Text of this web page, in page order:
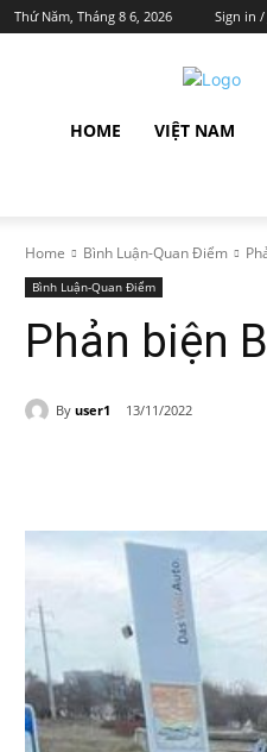
Thứ Năm, Tháng 8 6, 2026 Sign in /
HOME VIỆT NAM
Home Bình Luận-Quan Điểm
Bình Luận-Quan Điểm
Phản biện
By user1 13/11/2022